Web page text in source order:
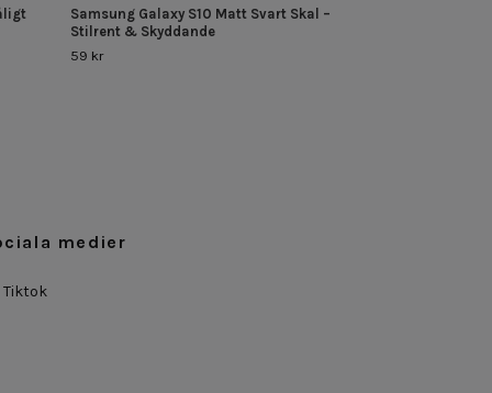
Samsung Galaxy S10 Matt Svart Skal –
Stilrent & Skyddande
59 kr
medier
Tiktok